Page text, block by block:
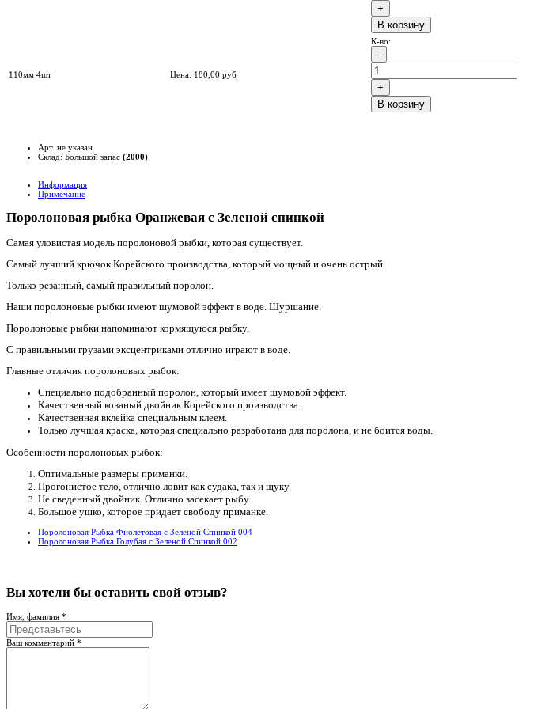
B корзину
110мм 4шт Цена: 180,00 руб
К-во:
B корзину
Арт. не указан
Склад: Большой запас (2000)
Информация
Примечание
Поролоновая рыбка Оранжевая с Зеленой спинкой
Самая уловистая модель поролоновой рыбки, которая существует.
Самый лучший крючок Корейского производства, который мощный и очень острый.
Только резанный, самый правильный поролон.
Наши поролоновые рыбки имеют шумовой эффект в воде. Шуршание.
Поролоновые рыбки напоминают кормящуюся рыбку.
С правильными грузами эксцентриками отлично играют в воде.
Главные отличия поролоновых рыбок:
Специально подобранный поролон, который имеет шумовой эффект.
Качественный кованый двойник Корейского производства.
Качественная вклейка специальным клеем.
Только лучшая краска, которая специально разработана для поролона, и не боится воды.
Особенности поролоновых рыбок:
Оптимальные размеры приманки.
Прогонистое тело, отлично ловит как судака, так и щуку.
Не сведенный двойник. Отлично засекает рыбу.
Большое ушко, которое придает свободу приманке.
Поролоновая Рыбка Фиолетовая с Зеленой Спинкой 004
Поролоновая Рыбка Голубая с Зеленой Спинкой 002
Вы хотели бы оставить свой отзыв?
Имя, фамилия *
Ваш комментарий *